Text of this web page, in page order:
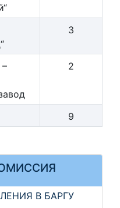
В БАРГУ
3
2
9